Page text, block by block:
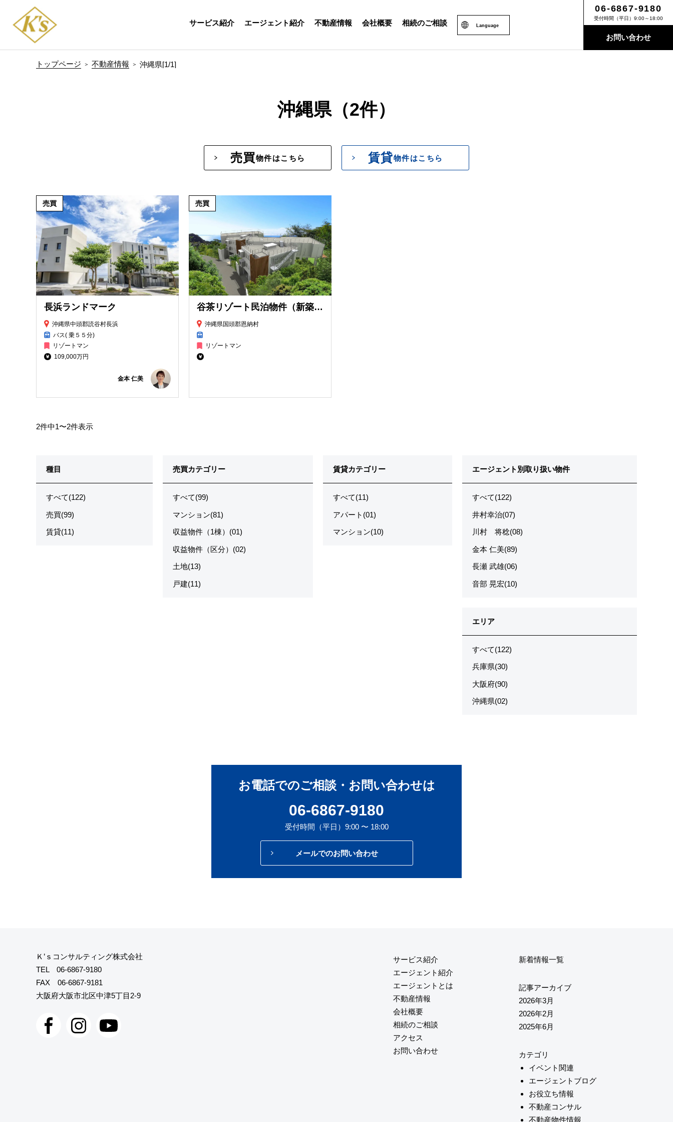
サービス紹介 エージェント紹介 不動産情報 会社概要 相続のご相談 Language
06-6867-9180
受付時間（平日）9:00～18:00
お問い合わせ
トップページ 不動産情報 沖縄県[1/1]
沖縄県（2件）
売買物件はこちら 賃貸物件はこちら
長浜ランドマーク
沖縄県中頭郡読谷村長浜
バス( 乗５５分)
リゾートマン
109,000万円
金本 仁美
売買
谷茶リゾート民泊物件（新築）A棟 B棟
沖縄県国頭郡恩納村
リゾートマン
売買
2件中1〜2件表示
種目
すべて(122)
売買(99)
賃貸(11)
売買カテゴリー
すべて(99)
マンション(81)
収益物件（1棟）(01)
収益物件（区分）(02)
土地(13)
戸建(11)
賃貸カテゴリー
すべて(11)
アパート(01)
マンション(10)
エージェント別取り扱い物件
すべて(122)
井村幸治(07)
川村 将稔(08)
金本 仁美(89)
長瀬 武雄(06)
音部 晃宏(10)
エリア
すべて(122)
兵庫県(30)
大阪府(90)
沖縄県(02)
お電話でのご相談・お問い合わせは
06-6867-9180
受付時間（平日）9:00 〜 18:00
メールでのお問い合わせ
Ｋ’ｓコンサルティング株式会社
TEL 06-6867-9180
FAX 06-6867-9181
大阪府大阪市北区中津5丁目2-9
サービス紹介
エージェント紹介
エージェントとは
不動産情報
会社概要
相続のご相談
アクセス
お問い合わせ
新着情報一覧
記事アーカイブ
2026年3月
2026年2月
2025年6月
カテゴリ
イベント関連
エージェントブログ
お役立ち情報
不動産コンサル
不動産物件情報